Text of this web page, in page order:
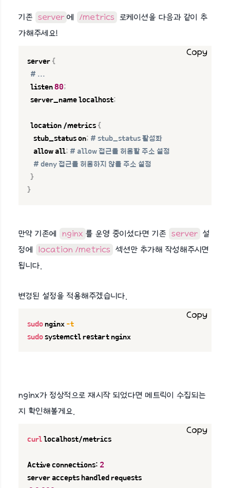
기존 server 에 /metrics 로케이션을 다음과 같이 추
가해주세요!
server {
# ...
  listen
80;
  server_name localhost
;
  location /metrics
{
    stub_status on
; # stub_status 활성화
    allow all
; # allow 접근을 허용할 주소 설정
# deny 접근을 허용하지 않을 주소 설정
}
}
Copy
만약 기존에 nginx 를 운영 중이셨다면 기존 server 설
정에
location /metrics 섹션만 추가해 작성해주시면
됩니다.
변경된 설정을 적용해주겠습니다.
sudo nginx -t
sudo systemctl restart nginx
Copy
nginx가 정상적으로 재시작 되었다면 메트릭이 수집되는
지 확인해볼게요.
curl localhost/metrics
Active connections: 2
server accepts handled requests
Copy